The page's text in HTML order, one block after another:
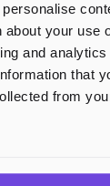
about your use
and
that
from